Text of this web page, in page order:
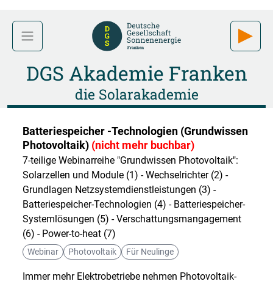
DGS Akademie Franken
die Solarakademie
Batteriespeicher -Technologien (Grundwissen
Photovoltaik) (nicht mehr buchbar)
7-teilige Webinarreihe "Grundwissen Photovoltaik":
Solarzellen und Module (1) - Wechselrichter (2) -
Grundlagen Netzsystemdienstleistungen (3) -
Batteriespeicher-Technologien (4) - Batteriespeicher-
Systemlösungen (5) - Verschattungsmangagement
(6) - Power-to-heat (7)
Webinar Photovoltaik Für Neulinge
Immer mehr Elektrobetriebe nehmen Photovoltaik-